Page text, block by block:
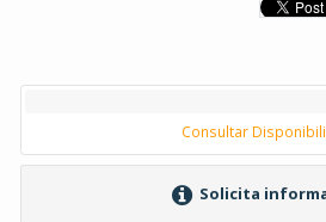
Consultar
Solicita